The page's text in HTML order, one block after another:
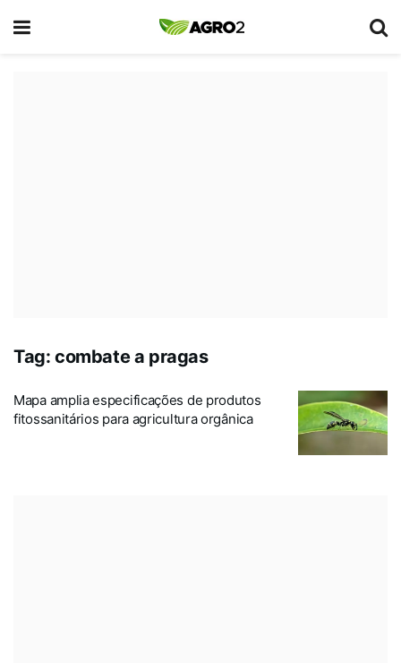
Tag: combate a pragas
Mapa amplia especificações de produtos
fitossanitários para agricultura orgânica